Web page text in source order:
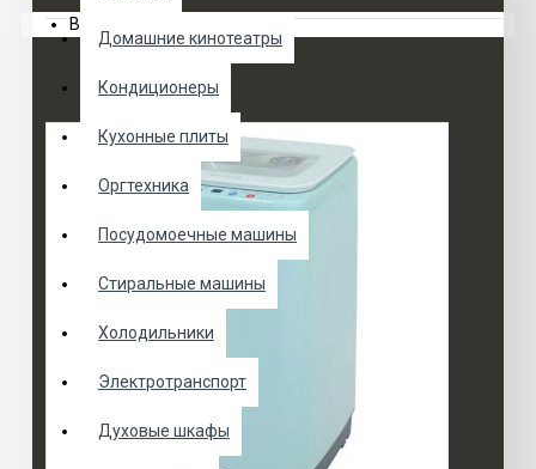
Домашние кинотеатры
Кондиционеры
Кухонные плиты
Оргтехника
Посудомоечные машины
Стиральные машины
Холодильники
Электротранспорт
Духовые шкафы
Ваша корзина пуста!